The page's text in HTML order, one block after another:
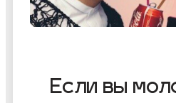
Если вы